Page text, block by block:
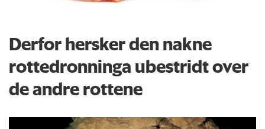
Derfor hersker den nakne
rottedronninga ubestridt over
de andre rottene